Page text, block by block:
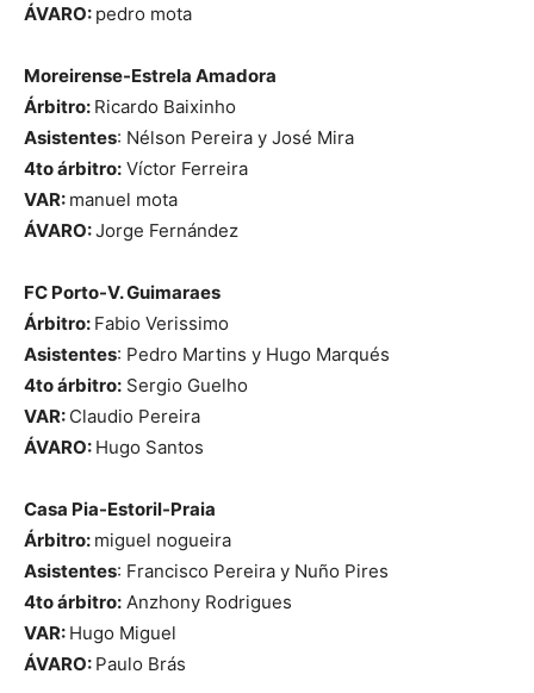
ÁVARO: pedro mota
Moreirense-Estrela Amadora
Árbitro: Ricardo Baixinho
Asistentes: Nélson Pereira y José Mira
4to árbitro: Víctor Ferreira
VAR: manuel mota
ÁVARO:Jorge Fernández
FC Porto-V. Guimaraes
Árbitro: Fabio Verissimo
Asistentes: Pedro Martins y Hugo Marqués
4to árbitro: Sergio Guelho
VAR: Claudio Pereira
ÁVARO: Hugo Santos
Casa Pia-Estoril-Praia
Árbitro: miguel nogueira
Asistentes: Francisco Pereira y Nuño Pires
4to árbitro: Anzhony Rodrigues
VAR: Hugo Miguel
ÁVARO: Paulo Brás